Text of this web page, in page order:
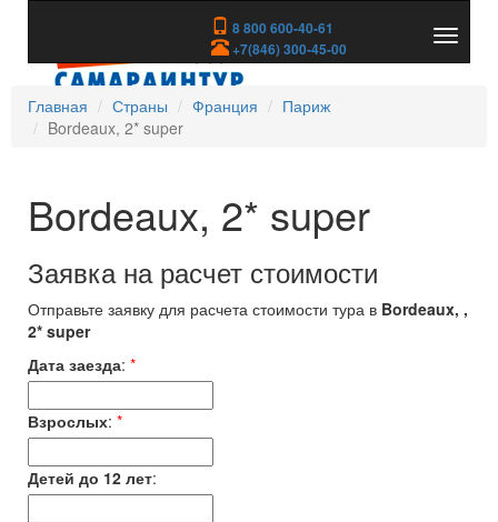
8 800 600-40-61
+7(846) 300-45-00
скрыть
Главная
Страны Франция
Париж
Bordeaux, 2* super
Bordeaux, 2* super
Заявка на расчет стоимости
Отправьте заявку для расчета стоимости тура в Bordeaux, ,
2* super
Дата заезда: *
Взрослых: *
Детей до 12 лет: